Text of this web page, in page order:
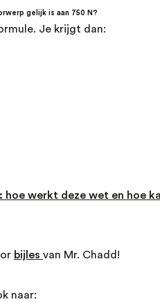
gelijk is aan 750 N?
Je krijgt dan:
hoe werkt deze wet en hoe
bijles van Mr. Chadd!
naar: